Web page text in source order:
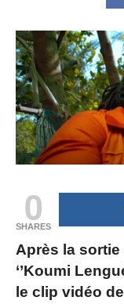
0
SHARES
Après la
‘’Koumi
le clip vidéo